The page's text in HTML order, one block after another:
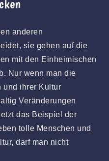
anderen
sie gehen auf die
mit den Einheimischen
Nur wenn man die
und ihrer Kultur
Veränderungen
das Beispiel der
tolle Menschen und
darf man nicht